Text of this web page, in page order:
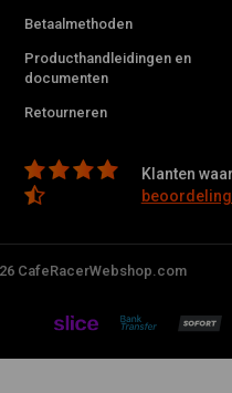
Betaalmethoden
Producthandleidingen en
documenten
Retourneren
Klanten
CafeRacerWebshop.com